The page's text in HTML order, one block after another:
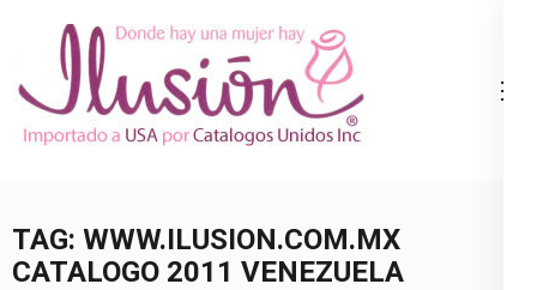
content
(Press
Ropa Interior
800.825.9452
TAG: WWW.ILUSION.COM.MX
CATALOGO 2011 VENEZUELA